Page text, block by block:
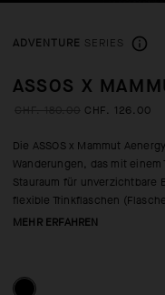
ADVENTURE SERIES
ASSOS X
CHF. 126.00
Die ASSOS x Mammut
Wanderungen, das mit
Stauraum für unverzichtbare
flexible Trinkflaschen
MEHR ERFAHREN